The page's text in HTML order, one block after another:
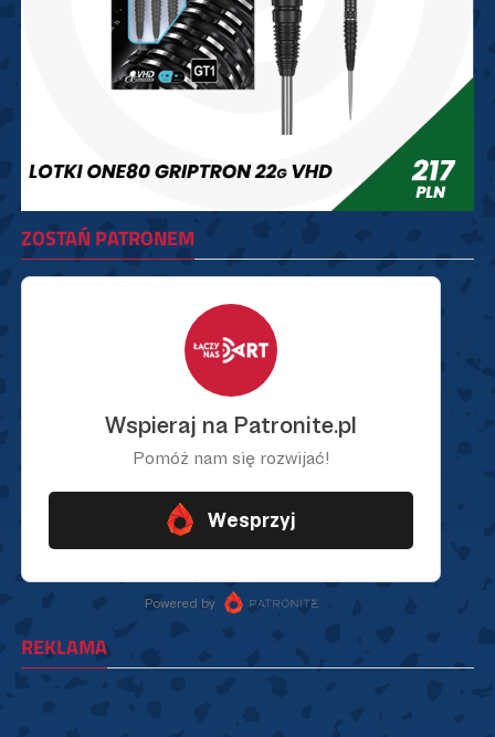
ZOSTAŃ PATRONEM
REKLAMA